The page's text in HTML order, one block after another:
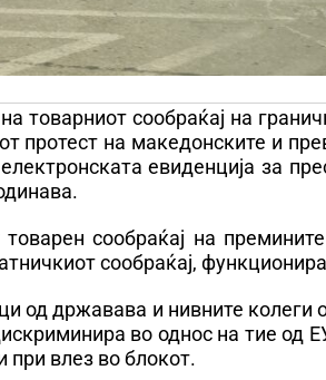
товарниот сообраќај на
протест на македонските и
евиденција за
сообраќај на
сообраќај,
од државава и нивните колеги
во однос на тие од
при влез во блокот.